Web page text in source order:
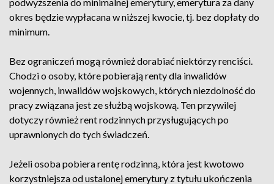
okres będzie wypłacana w niższej kwocie, tj. bez dopłaty do
minimum.
Bez ograniczeń mogą również dorabiać niektórzy renciści.
Chodzi o osoby, które pobierają renty dla inwalidów
wojennych, inwalidów wojskowych, których niezdolność do
pracy związana jest ze służbą wojskową. Ten przywilej
dotyczy również rent rodzinnych przysługujących po
uprawnionych do tych świadczeń.
Jeżeli osoba pobiera rentę rodzinną, która jest kwotowo
korzystniejsza od ustalonej emerytury z tytułu ukończenia